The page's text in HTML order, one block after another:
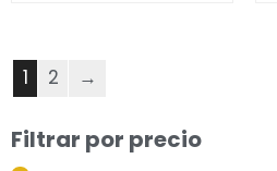
Filtrar por precio
1 2 →